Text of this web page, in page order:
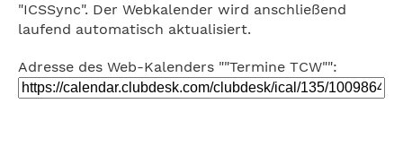
"ICSSync". Der Webkalender wird anschließend
laufend automatisch aktualisiert.
Adresse des Web-Kalenders ""Termine TCW"":